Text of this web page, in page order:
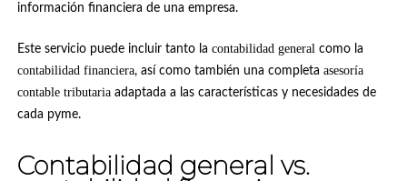
información financiera de una empresa.
Este servicio puede incluir tanto la contabilidad general como la
contabilidad financiera, así como también una completa asesoría
contable tributariaadaptada a las características y necesidades de
cada pyme.
Contabilidad general vs.